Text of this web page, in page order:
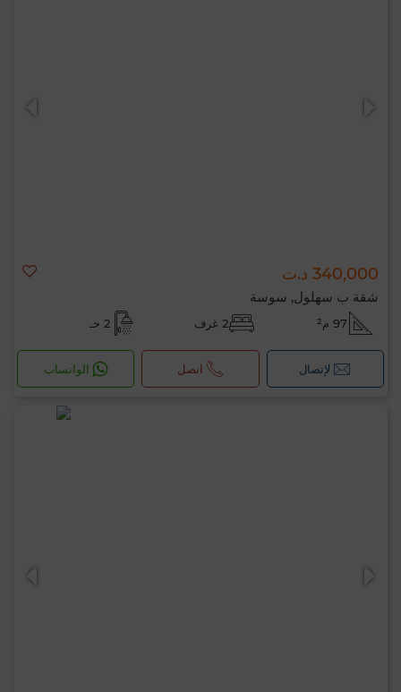
340,000 د.ت
شقة ب سهلول, سوسة
97 م² 2 غرف 2 حـ
لإتصال اتصل الواتساب